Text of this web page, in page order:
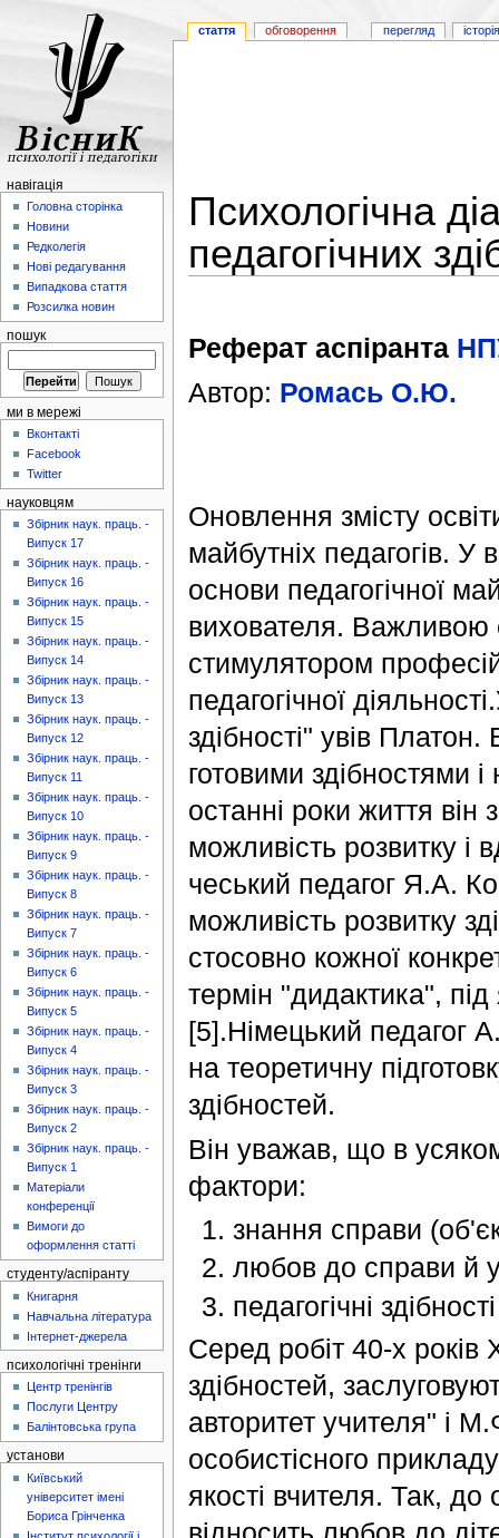
Психологічна
педагогічних
Реферат аспіранта
Автор: Ромась О.Ю.
Оновлення змісту
майбутніх педагогів.
основи педагогічної
вихователя. Важливою
стимулятором
педагогічної
здібності" увів
готовими здібностями
останні роки життя він
можливість розвитку і
чеський педагог Я.А.
можливість розвитку
стосовно кожної
термін "дидактика",
[5].Німецький педагог
на теоретичну
здібностей.
Він уважав, що в
фактори:
знання справи
любов до справи й
педагогічні
Серед робіт 40-х років
здібностей,
авторитет учителя" і
особистісного
якості вчителя. Так,
стаття обговорення перегляд
навігація
Головна сторінка
Новини
Редколегія
Нові редагування
Випадкова стаття
Розсилка новин
пошук
ми в мережі
Вконтакті
Facebook
Twitter
науковцям
Збірник наук. праць. -
Випуск 17
Збірник наук. праць. -
Випуск 16
Збірник наук. праць. -
Випуск 15
Збірник наук. праць. -
Випуск 14
Збірник наук. праць. -
Випуск 13
Збірник наук. праць. -
Випуск 12
Збірник наук. праць. -
Випуск 11
Збірник наук. праць. -
Випуск 10
Збірник наук. праць. -
Випуск 9
Збірник наук. праць. -
Випуск 8
Збірник наук. праць. -
Випуск 7
Збірник наук. праць. -
Випуск 6
Збірник наук. праць. -
Випуск 5
Збірник наук. праць. -
Випуск 4
Збірник наук. праць. -
Випуск 3
Збірник наук. праць. -
Випуск 2
Збірник наук. праць. -
Випуск 1
Матеріали
конференції
Вимоги до
оформлення статті
студенту/аспіранту
Книгарня
Навчальна література
Інтернет-джерела
психологічні тренінги
Центр тренінгів
Послуги Центру
Балінтовська група
установи
Київський
університет імені
Бориса Грінченка
Інститут психології і